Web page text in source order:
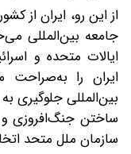
از این رو، ایران
جامعه بین‌المللی
ایالات متحده و
ایران را به‌صراحت
بین‌المللی جلوگیری
ساختن جنگ‌افروزی
سازمان ملل متحد